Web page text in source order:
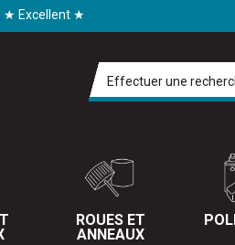
★ Excellent ★
ROUES ET
ANNEAUX